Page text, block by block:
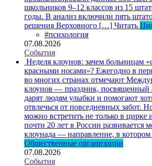
школьников 9–12 классов из 15
годы. В анализ включили пять
решения Верховного […] Читать
#психология
07.08.2026
События
Неделя клоунов: зачем больницам
красными носами»? Ежегодно в
во многих странах отмечают
клоунов — праздник, посвященный
дарят людям улыбки и помогают
отвлечься от повседневных забот.
можно встретить не только в цирке
почти 20 лет в России развивается
клоунада — направление, в
Общественные организации
07.08.2026
События